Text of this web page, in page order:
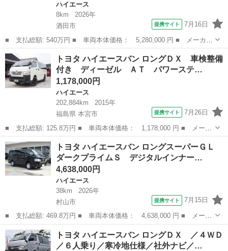
ハイエース
8km
2026年
酒田市
提携サイト 7月16日
■ 支払総額: 540万円 ■ 車両本体価格： 5,280,000 円 ■ メーカー
名： トヨタ ■ 車種名： ハイエースバン ■ グレード名： スー
パーＧＬ ダークプライムＩＩ ４ＷＤ 現行９型 ワンオーナー
寒冷地仕様...
山形 ハイエース
トヨタ ハイエースバン ロングＤＸ 車検整備
付き ディーゼル ＡＴ パワーステ…
1,178,000円
ハイエース
202,884km
2015年
福島県 本宮市
提携サイト 7月26日
■ 支払総額: 125.8万円 ■ 車両本体価格： 1,178,000 円 ■ メーカ
ー名： トヨタ ■ 車種名： ハイエースバン ■ グレード名： ロ
ングＤＸ 車検整備付き ディーゼル ＡＴ パワーステアリング
パワーウ...
福島 本宮市 ハイエース
トヨタ ハイエースバン ロングスーパーＧＬ
ダークプライムＳ デジタルインナー…
4,638,000円
ハイエース
38km
2026年
村山市
提携サイト 7月15日
■ 支払総額: 469.8万円 ■ 車両本体価格： 4,638,000 円 ■ メーカ
ー名： トヨタ ■ 車種名： ハイエースバン ■ グレード名： ロ
ングスーパーＧＬ ダークプライムＳ デジタルインナーミラー パ
ノラマミ...
山形 村山市 ハイエース
トヨタ ハイエースバン ロングＤＸ ／４ＷＤ
／６人乗り／寒冷地仕様／社外ナビ／…